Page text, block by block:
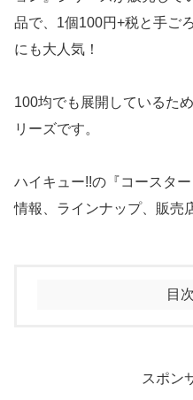
品で、1個100円+税と手ご
にも大人気！
100均でも展開しているた
リーズです。
ハイキュー!!の『コースタ
情報、ラインナップ、販売
目次
スポン